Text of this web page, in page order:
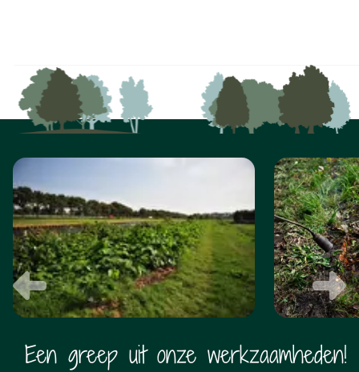
ALBUM
OVERSLAAN
Vorige
Een greep uit onze werkzaamheden!